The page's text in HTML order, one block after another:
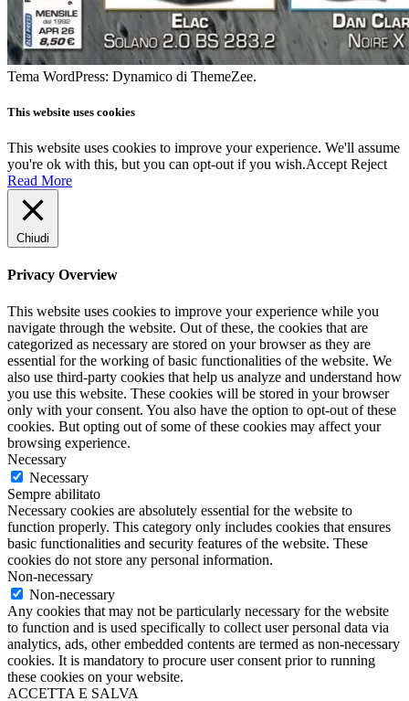
Tema WordPress: Dynamico di ThemeZee.
This website uses cookies
This website uses cookies to improve your experience. We'll assume
you're ok with this, but you can opt-out if you wish.Accept Reject
Read More
Chiudi
Privacy Overview
This website uses cookies to improve your experience while you
navigate through the website. Out of these, the cookies that are
categorized as necessary are stored on your browser as they are
essential for the working of basic functionalities of the website. We
also use third-party cookies that help us analyze and understand how
you use this website. These cookies will be stored in your browser
only with your consent. You also have the option to opt-out of these
cookies. But opting out of some of these cookies may affect your
browsing experience.
Necessary
Necessary
Sempre abilitato
Necessary cookies are absolutely essential for the website to
function properly. This category only includes cookies that ensures
basic functionalities and security features of the website. These
cookies do not store any personal information.
Non-necessary
Non-necessary
Any cookies that may not be particularly necessary for the website
to function and is used specifically to collect user personal data via
analytics, ads, other embedded contents are termed as non-necessary
cookies. It is mandatory to procure user consent prior to running
these cookies on your website.
ACCETTA E SALVA